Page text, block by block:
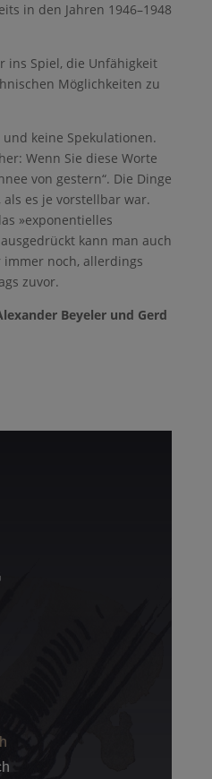
in den Jahren 1946–1948
ins Spiel, die Unfähigkeit
Möglichkeiten zu
keine Spekulationen.
Wenn Sie diese Worte
von gestern“. Die Dinge
es je vorstellbar war.
»exponentielles
kann man auch
immer noch, allerdings
zuvor.
Beyeler und Gerd